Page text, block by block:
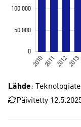
Lähde:
Päivitetty